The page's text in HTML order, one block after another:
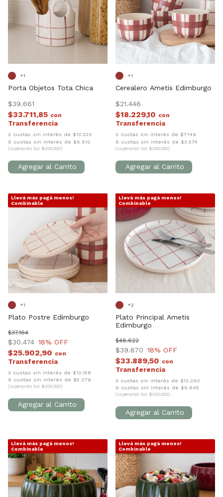
Porta Objetos Tota Chica
$39.661
$33.711,85 con
3 cuotas sin interés de $13.220
6 cuotas sin interés de $6.610
(superando los $300.000)
+1
Cerealero Ametis Edimburgo
$21.446
$18.229,10 con
3 cuotas sin interés de $7.149
6 cuotas sin interés de $3.574
(superando los $300.000)
+1
Llevá más pagá menos!
Combinable
Plato Postre Edimburgo
$30.474
$37.164
18% OFF
$25.902,90 con
3 cuotas sin interés de $10.158
6 cuotas sin interés de $5.079
(superando los $300.000)
+1
Llevá más pagá menos!
Combinable
Plato Principal Ametis
Edimburgo
$39.870
$48.622
18% OFF
$33.889,50 con
3 cuotas sin interés de $13.290
6 cuotas sin interés de $6.645
(superando los $300.000)
+2
Llevá más pagá menos!
Combinable
Llevá más pagá menos!
Combinable